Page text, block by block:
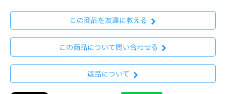
この商品を友達に教える
この商品について問い合わせる
返品について